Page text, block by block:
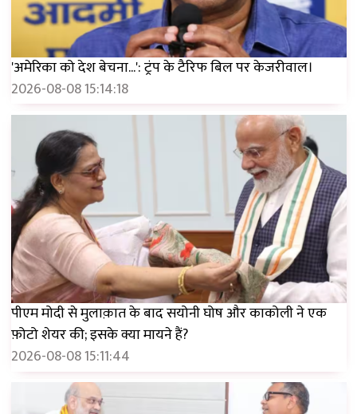
'अमेरिका को देश बेचना...': ट्रंप के टैरिफ बिल पर केजरीवाल।
2026-08-08 15:14:18
पीएम मोदी से मुलाक़ात के बाद सयोनी घोष और काकोली ने एक
फ़ोटो शेयर की; इसके क्या मायने हैं?
2026-08-08 15:11:44